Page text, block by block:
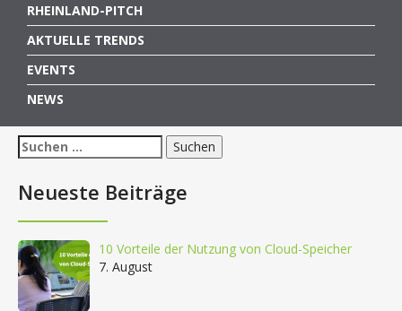
RHEINLAND-PITCH
AKTUELLE TRENDS
EVENTS
NEWS
Suchen
nach:
Neueste Beiträge
10 Vorteile der Nutzung von Cloud-Speicher
7. August